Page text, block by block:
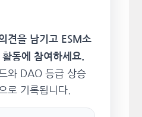
견을 남기고 ESM소
동에 참여하세요.
와 DAO 등급 상승
로 기록됩니다.